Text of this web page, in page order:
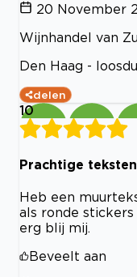
20 November
Wijnhandel van
Den Haag -
delen
10
Prachtige
Heb een
als ronde
erg blij mij.
Beveelt aan